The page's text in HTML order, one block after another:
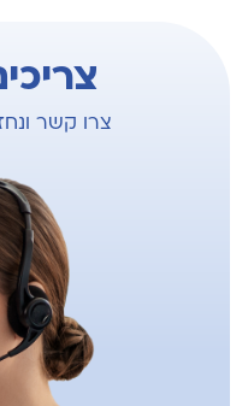
צרו קשר